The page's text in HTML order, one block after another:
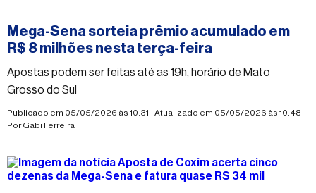
Mega-Sena sorteia prêmio acumulado em
R$ 8 milhões nesta terça-feira
Apostas podem ser feitas até as 19h, horário de Mato
Grosso do Sul
Publicado em 05/05/2026 às 10:31 - Atualizado em 05/05/2026 às 10:48 -
PorGabi Ferreira